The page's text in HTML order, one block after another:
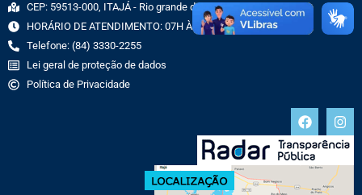
CEP: 59513-000, ITAJÁ - Rio grande do Norte
HORÁRIO DE ATENDIMENTO: 07H ÀS 13H
Telefone: (84) 3330-2255
Lei geral de proteção de dados
Política de Privacidade